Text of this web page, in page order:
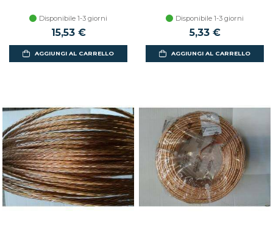
Disponibile 1-3 giorni
15,53 €
AGGIUNGI AL CARRELLO
Disponibile 1-3 giorni
5,33 €
AGGIUNGI AL CARRELLO